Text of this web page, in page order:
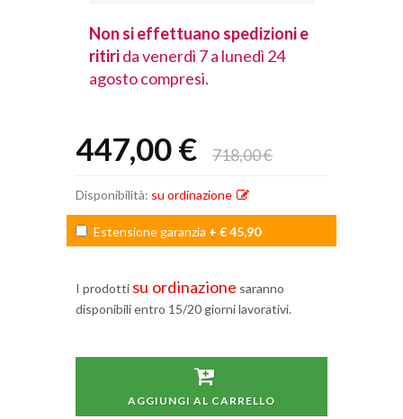
Non si effettuano spedizioni e
ritirida venerdì 7 a lunedì 24
agosto compresi.
447,00 € 718,00 €
Disponibilità: su ordinazione
Estensione garanzia + € 45,90
I prodotti su ordinazione saranno
disponibili entro 15/20 giorni lavorativi.
AGGIUNGI AL CARRELLO